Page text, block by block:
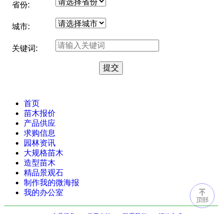
省份:
城市:
关键词:
首页
苗木报价
产品供应
求购信息
园林资讯
大规格苗木
造型苗木
精品景观石
制作我的微海报
我的办公室